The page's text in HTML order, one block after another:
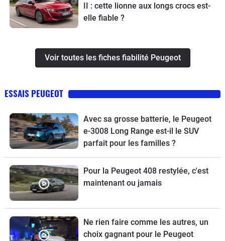
II : cette lionne aux longs crocs est-
elle fiable ?
Voir toutes les fiches fiabilité Peugeot
ESSAIS PEUGEOT
Avec sa grosse batterie, le Peugeot
e-3008 Long Range est-il le SUV
parfait pour les familles ?
Pour la Peugeot 408 restylée, c'est
maintenant ou jamais
Ne rien faire comme les autres, un
choix gagnant pour le Peugeot